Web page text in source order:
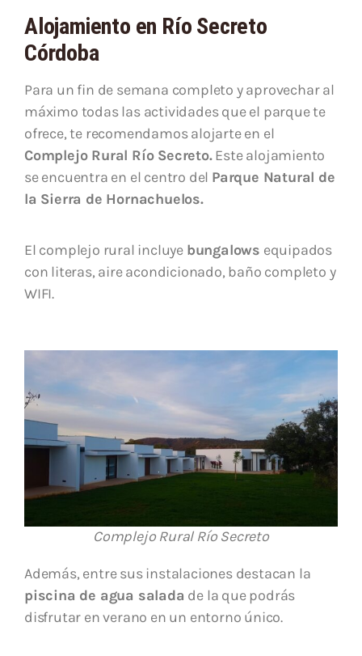
Alojamiento en Río Secreto
Córdoba
Para un fin de semana completo y aprovechar al
máximo todas las actividades que el parque te
ofrece, te recomendamos alojarte en el
Complejo Rural Río Secreto.Este alojamiento
se encuentra en el centro del Parque Natural de
la Sierra de Hornachuelos.
El complejo rural incluye bungalows equipados
con literas, aire acondicionado, baño completo y
WIFI.
Complejo Rural Río Secreto
Además, entre sus instalaciones destacan la
piscina de agua salada de la que podrás
disfrutar en verano en un entorno único.